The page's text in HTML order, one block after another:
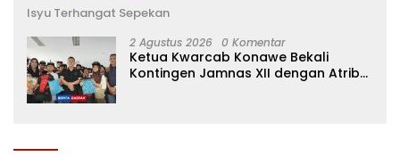
Isyu Terhangat Sepekan
2 Agustus 2026 0 Komentar
Ketua Kwarcab Konawe Bekali
Kontingen Jamnas XII dengan Atribut